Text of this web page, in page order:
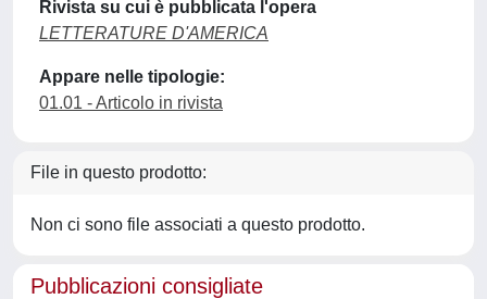
Rivista su cui è pubblicata l'opera
LETTERATURE D'AMERICA
Appare nelle tipologie:
01.01 - Articolo in rivista
File in questo prodotto:
Non ci sono file associati a questo prodotto.
Pubblicazioni consigliate